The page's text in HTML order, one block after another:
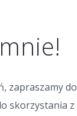
zapraszamy do
skorzystania z